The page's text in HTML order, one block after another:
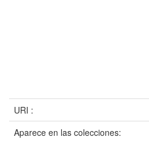
URI :
Aparece en las colecciones: